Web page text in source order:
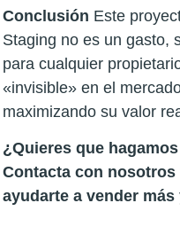
Conclusión Este
Staging no es un gasto,
para cualquier
«invisible» en el
maximizando su valor
¿Quieres que
Contacta con
ayudarte a vender más